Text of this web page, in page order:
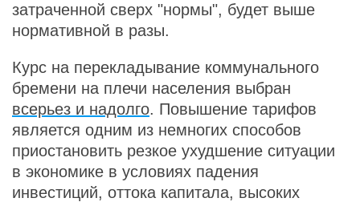
затраченной сверх "нормы", будет выше
нормативной в разы.
Курс на перекладывание коммунального
бремени на плечи населения выбран
всерьез и надолго. Повышение тарифов
является одним из немногих способов
приостановить резкое ухудшение ситуации
в экономике в условиях падения
инвестиций, оттока капитала, высоких